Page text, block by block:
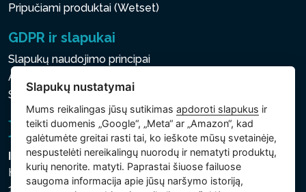
Pripučiami produktai (Wetset)
GDPR ir slapukai
Slapukų naudojimo principai
Asmens ir kitų tvarkomų duomenų apsaugos politika
Slapukų nustatymai
Intex Trading, s.r.o.
Hradecká 2526/3
130 00 Praha 3
Slapukų nustatymai
Mums reikalingas jūsų sutikimasapdoroti slapukus ir
teikti duomenis „Google“, „Meta“ ar „Amazon“, kad
galėtumėte greitai rasti tai, ko ieškote mūsų svetainėje,
nespustelėti nereikalingų nuorodų ir nematyti produktų,
kurių nenorite. matyti. Paprastai šiuose failuose
saugoma informacija apie jūsų naršymo istoriją,